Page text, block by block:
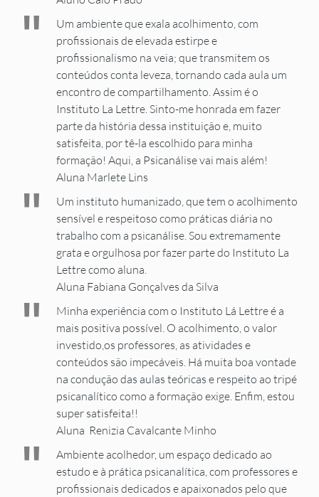
"
Um ambiente que exala acolhimento, com
profissionais de elevada estirpe e
profissionalismo na veia; que transmitem os
conteúdos conta leveza, tornando cada aula um
encontro de compartilhamento. Assim é o
Instituto La Lettre. Sinto-me honrada em fazer
parte da história dessa instituição e, muito
satisfeita, por tê-la escolhido para minha
formação! Aqui, a Psicanálise vai mais além!
Aluna Marlete Lins
"
Um instituto humanizado, que tem o acolhimento
sensível e respeitoso como práticas diária no
trabalho com a psicanálise. Sou extremamente
grata e orgulhosa por fazer parte do Instituto La
Lettre como aluna.
Aluna Fabiana Gonçalves da Silva
"
Minha experiência com o Instituto Lá Lettre é a
mais positiva possível. O acolhimento, o valor
investido,os professores, as atividades e
conteúdos são impecáveis. Há muita boa vontade
na condução das aulas teóricas e respeito ao tripé
psicanalítico como a formação exige. Enfim, estou
super satisfeita!!
Aluna Renizia Cavalcante Minho
"
Ambiente acolhedor, um espaço dedicado ao
estudo e à prática psicanalítica, com professores e
profissionais dedicados e apaixonados pelo que